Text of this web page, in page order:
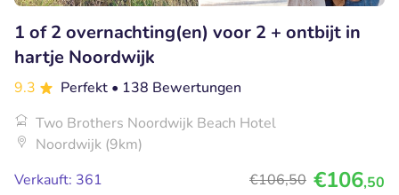
1 of 2 overnachting(en) voor 2 + ontbijt in
hartje Noordwijk
9.3 Perfekt • 138 Bewertungen
Two Brothers Noordwijk Beach Hotel
Noordwijk (9km)
Verkauft: 361
€106,50 €106,50